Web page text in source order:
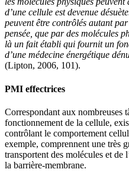
d’une cellule est devenue
peuvent être contrôlés autant
pensée, que par des molécules
là un fait établi qui fournit un
d’une médecine énergétique
(Lipton, 2006, 101).
PMI effectrices
Correspondant aux nombreuses
fonctionnement de la cellule,
contrôlant le comportement
exemple, comprennent une très
transportent des molécules et de
la barrière-membrane.